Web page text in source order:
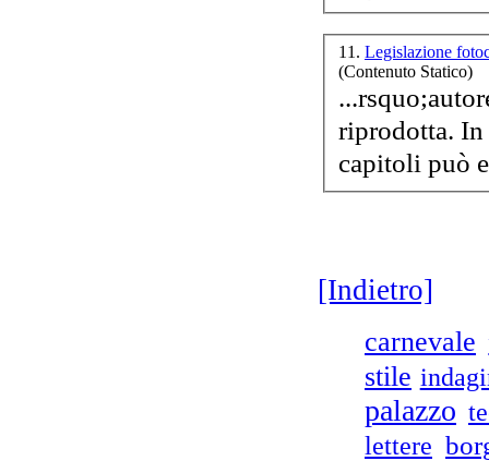
11. Legislazione
(Contenuto Statico)
riprodotta. In
[Indietro]
carnevale
stile
palazzo
lettere